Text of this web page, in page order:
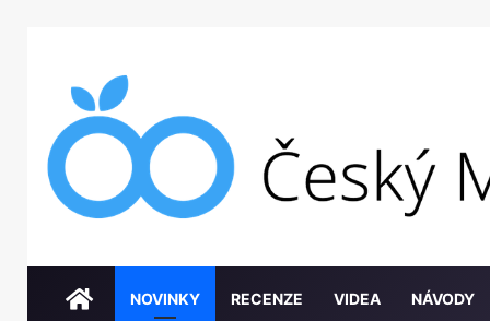
DOMŮNOVINKY RECENZE VIDEA NÁVODY